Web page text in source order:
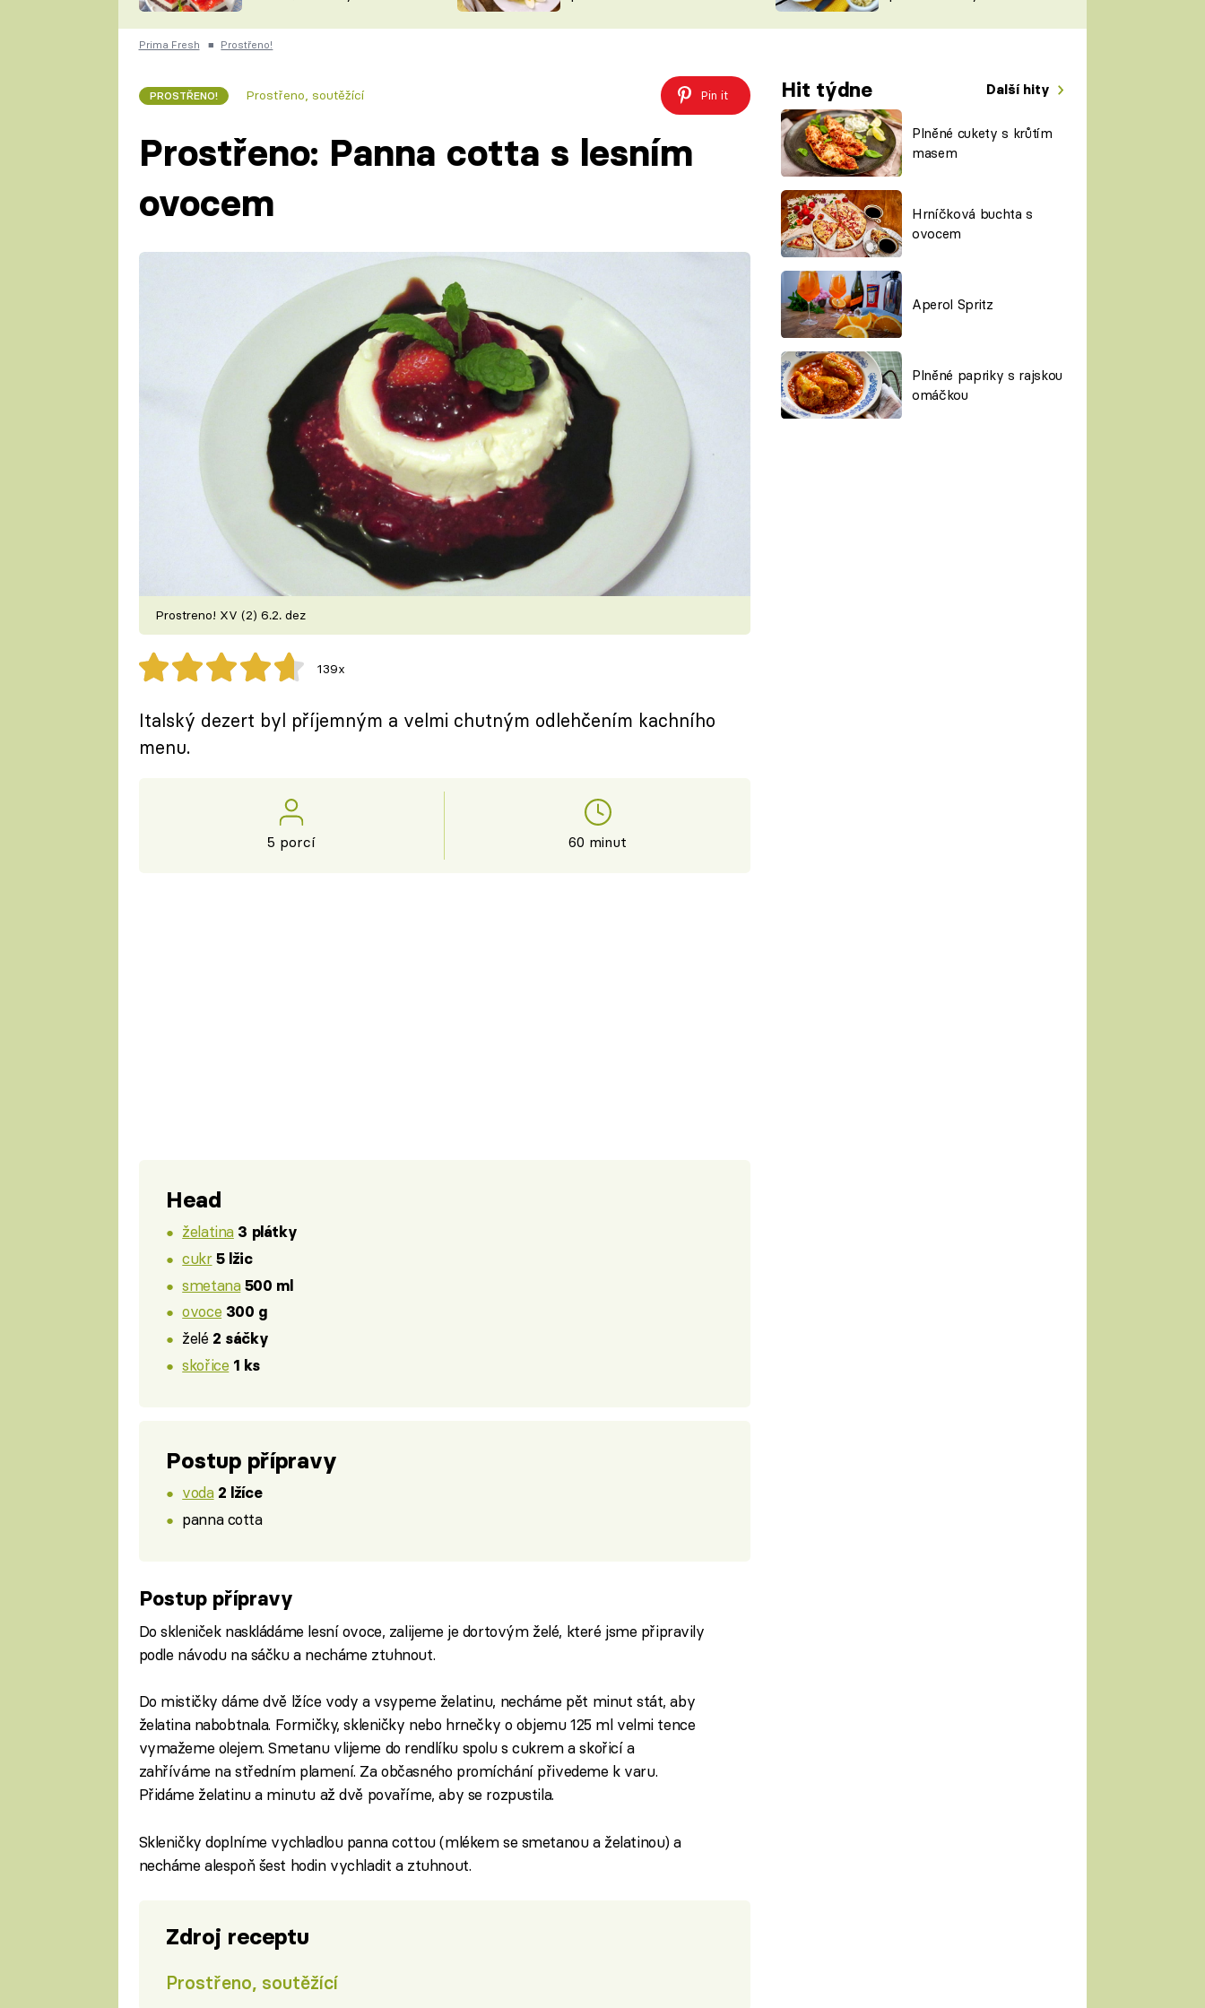
ČESKO NA TALÍŘI
KUCHAŘKA
VYCHYTÁVKY
ŠÉFREDAKTORKY
ČASOPIS
Prima Fresh ■ Prostřeno!
PROSTŘENO! Prostřeno, soutěžící Pin it Hit týdne Další hity
Plněné cukety s krůtím
masem
Hrníčková buchta s
ovocem
Aperol Spritz
Plněné papriky s rajskou
omáčkou
Prostřeno: Panna cotta s lesním
ovocem
Prostreno! XV (2) 6.2. dez
139x
Italský dezert byl příjemným a velmi chutným odlehčením kachního
menu.
5 porcí 60 minut
Head
želatina 3 plátky
cukr 5 lžic
smetana 500 ml
ovoce 300 g
želé 2 sáčky
skořice 1 ks
Postup přípravy
voda 2 lžíce
panna cotta
Postup přípravy
Do skleniček naskládáme lesní ovoce, zalijeme je dortovým želé, které jsme připravily
podle návodu na sáčku a necháme ztuhnout.
Do mističky dáme dvě lžíce vody a vsypeme želatinu, necháme pět minut stát, aby
želatina nabobtnala. Formičky, skleničky nebo hrnečky o objemu 125 ml velmi tence
vymažeme olejem. Smetanu vlijeme do rendlíku spolu s cukrem a skořicí a
zahříváme na středním plamení. Za občasného promíchání přivedeme k varu.
Přidáme želatinu a minutu až dvě povaříme, aby se rozpustila.
Skleničky doplníme vychladlou panna cottou (mlékem se smetanou a želatinou) a
necháme alespoň šest hodin vychladit a ztuhnout.
Zdroj receptu
Prostřeno, soutěžící